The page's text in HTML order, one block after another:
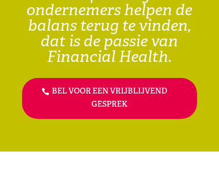
ondernemers helpen de
balans terug te vinden,
dat is de passie van
Financial Health.
BEL VOOR EEN VRIJBLIJVEND
GESPREK